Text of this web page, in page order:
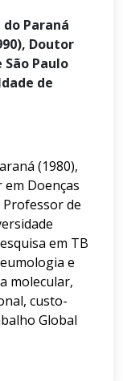
Paraná
Doutor
Paulo
de
(1980),
em Doenças
Professor de
em TB
e
molecular,
custo-
Global